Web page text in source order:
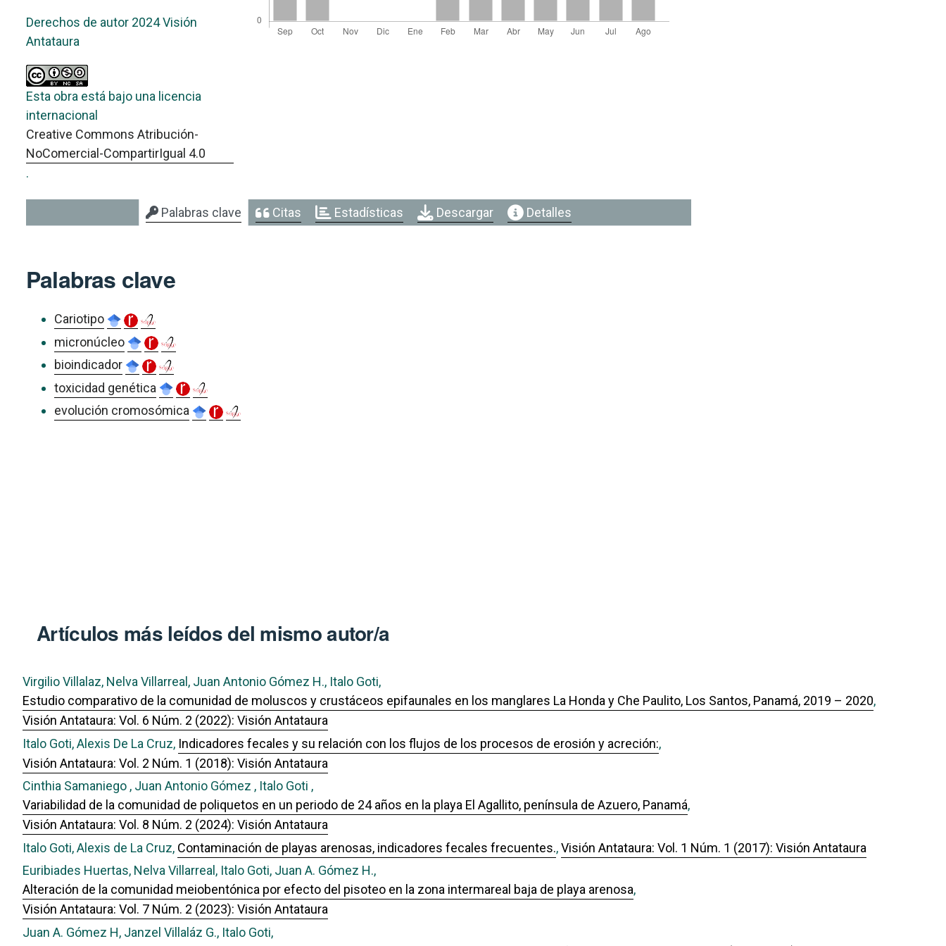
Derechos de autor 2024 Visión
Antataura
Esta obra está bajo una licencia
internacional
Creative Commons Atribución-
NoComercial-CompartirIgual 4.0
.
Palabras clave Citas Estadísticas Descargar Detalles
Palabras clave
Cariotipo
micronúcleo
bioindicador
toxicidad genética
evolución cromosómica
Artículos más leídos del mismo autor/a
Virgilio Villalaz, Nelva Villarreal, Juan Antonio Gómez H., Italo Goti,
Estudio comparativo de la comunidad de moluscos y crustáceos epifaunales en los manglares La Honda y Che Paulito, Los Santos, Panamá, 2019 – 2020,
Visión Antataura: Vol. 6 Núm. 2 (2022): Visión Antataura
Italo Goti, Alexis De La Cruz, Indicadores fecales y su relación con los flujos de los procesos de erosión y acreción:,
Visión Antataura: Vol. 2 Núm. 1 (2018): Visión Antataura
Cinthia Samaniego , Juan Antonio Gómez , Italo Goti ,
Variabilidad de la comunidad de poliquetos en un periodo de 24 años en la playa El Agallito, península de Azuero, Panamá,
Visión Antataura: Vol. 8 Núm. 2 (2024): Visión Antataura
Italo Goti, Alexis de La Cruz, Contaminación de playas arenosas, indicadores fecales frecuentes.,Visión Antataura: Vol. 1 Núm. 1 (2017): Visión Antataura
Euribiades Huertas, Nelva Villarreal, Italo Goti, Juan A. Gómez H.,
Alteración de la comunidad meiobentónica por efecto del pisoteo en la zona intermareal baja de playa arenosa,
Visión Antataura: Vol. 7 Núm. 2 (2023): Visión Antataura
Juan A. Gómez H, Janzel Villaláz G., Italo Goti,